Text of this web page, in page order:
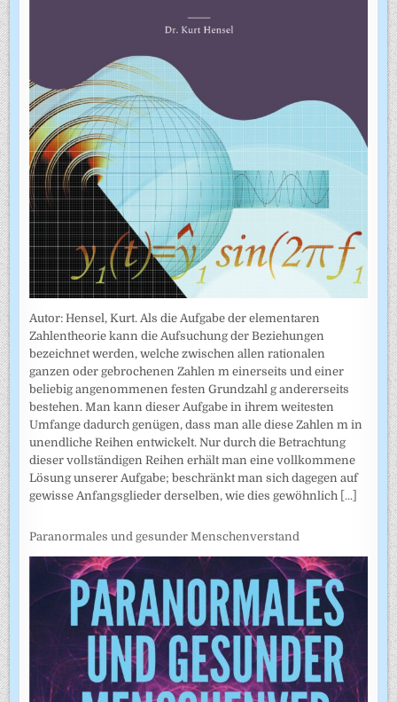
Autor: Hensel, Kurt. Als die Aufgabe der elementaren
Zahlentheorie kann die Aufsuchung der Beziehungen
bezeichnet werden, welche zwischen allen rationalen
ganzen oder gebrochenen Zahlen m einerseits und einer
beliebig angenommenen festen Grundzahl g andererseits
bestehen. Man kann dieser Aufgabe in ihrem weitesten
Umfange dadurch genügen, dass man alle diese Zahlen m in
unendliche Reihen entwickelt. Nur durch die Betrachtung
dieser vollständigen Reihen erhält man eine vollkommene
Lösung unserer Aufgabe; beschränkt man sich dagegen auf
gewisse Anfangsglieder derselben, wie dies gewöhnlich [...]
Paranormales und gesunder Menschenverstand